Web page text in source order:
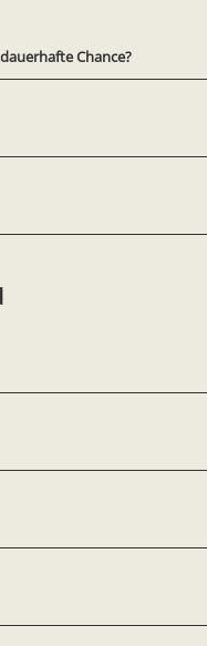
Chance?